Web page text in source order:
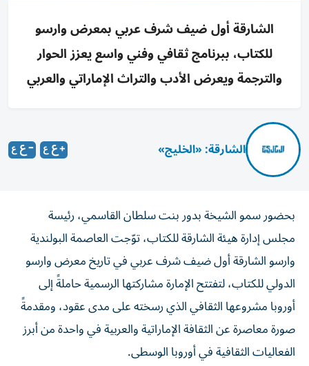
الشارقة أول ضيف شرف عربي بمعرض وارسو
للكتاب، ببرنامج ثقافي وفني واسع يعزز الحوار
والترجمة ويعرض الأدب والتراث الإماراتي والعربي
الشارقة: «الخليج»
بحضور سمو الشيخة بدور بنت سلطان القاسمي، رئيسة
مجلس إدارة هيئة الشارقة للكتاب، توّجت العاصمة البولندية
وارسو الشارقة أول ضيف شرف عربي في تاريخ معرض وارسو
الدولي للكتاب، لتفتتح الإمارة مشاركتها الرسمية حاملةً إلى
أوروبا مشروعها الثقافي الذي رسخته على مدى عقود، ومقدمةً
صورة معاصرة عن الثقافة الإماراتية والعربية في واحدة من أبرز
الفعاليات الثقافية في أوروبا الوسطى.